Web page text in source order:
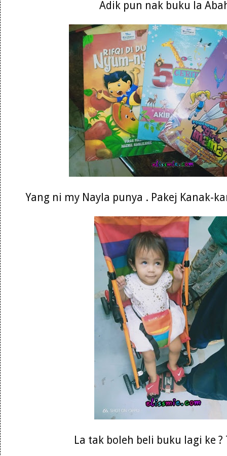
Adik pun nak buku la
Yang ni my Nayla punya . Pakej Kanak-
La tak boleh beli buku lagi ke ?